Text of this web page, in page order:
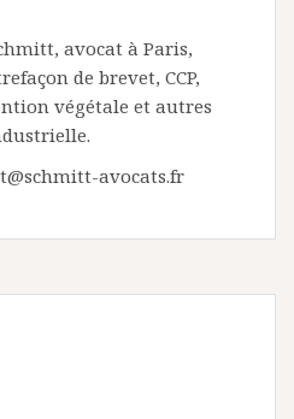
avocat à Paris,
de brevet, CCP,
végétale et autres
avocats.fr